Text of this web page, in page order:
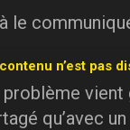
le
n’est pas
problème vient
qu’avec